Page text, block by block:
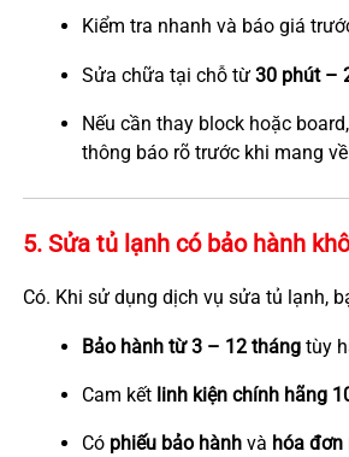
Kiểm tra nhanh và báo giá
Sửa chữa tại chỗ từ30 phút –
Nếu cần thay block hoặc
thông báo rõ trước khi mang
5. Sửa tủ lạnh có bảo hành
Có. Khi sử dụng dịch vụ sửa tủ lạnh,
Bảo hành từ 3 – 12 tháng tùy
Cam kết linh kiện chính hãng
Có phiếu bảo hành và hóa đơn